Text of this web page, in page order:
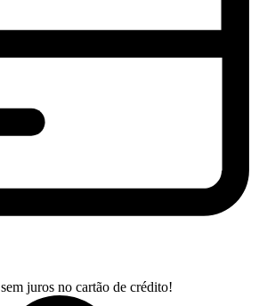
sem juros no cartão de crédito!